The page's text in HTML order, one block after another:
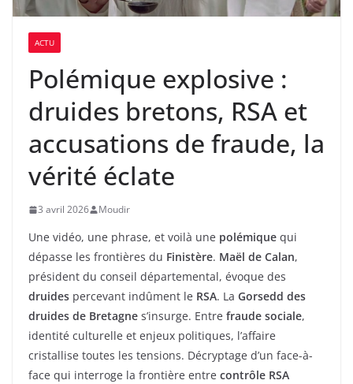
ACTU
Polémique explosive :
druides bretons, RSA et
accusations de fraude, la
vérité éclate
3 avril 2026 Moudir
Une vidéo, une phrase, et voilà une polémique qui
dépasse les frontières du Finistère. Maël de Calan,
président du conseil départemental, évoque des
druides percevant indûment le RSA. La Gorsedd des
druides de Bretagne s’insurge. Entre fraude sociale,
identité culturelle et enjeux politiques, l’affaire
cristallise toutes les tensions. Décryptage d’un face-à-
face qui interroge la frontière entre contrôle RSA